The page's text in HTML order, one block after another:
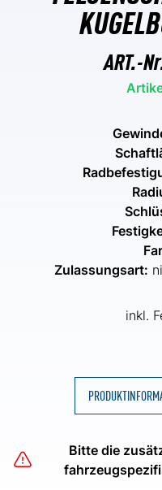
ART.-
Zulassungsart:
inkl.
Bitte die